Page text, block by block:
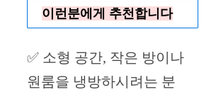
이런분에게 추천합니다
✅ 소형 공간, 작은 방이나
원룸을 냉방하시려는 분